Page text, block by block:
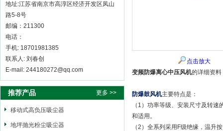
地址:江苏省南京市高淳区经济开发区凤山
路5-8号
邮编：211300
电话：
手机: 18701981385
联系人: 刘春创
E-mail: 244180272@qq.com
推荐产品 更多 >>
移动式高负压吸尘器
地坪抛光粉尘吸尘器
点击放大
变频防爆离心中压风机的详细资料
防爆鼓风机主要特点是：
（1）功率等级、安装尺寸及转
和适用。
（2）全系列采用F级绝缘，温升